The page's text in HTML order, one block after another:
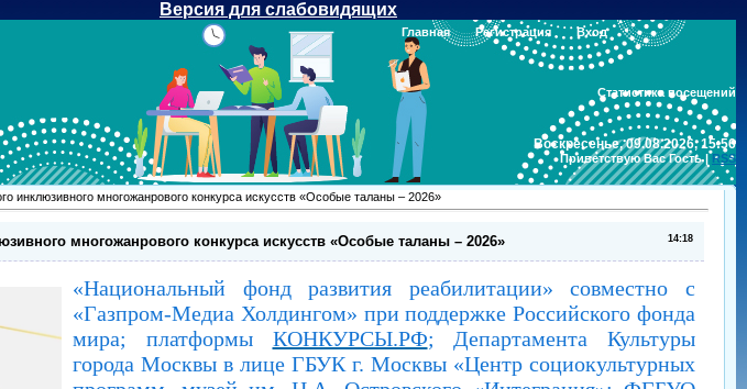
Версия для слабовидящих
Статистика посещений
Воскресенье, 09.08.2026, 15:56
Приветствую Вас Гость|RSS
Главная Регистрация Вход
инклюзивного многожанрового конкурса искусств «Особые таланы – 2026»
14:18
многожанрового конкурса искусств «Особые таланы – 2026»
«Национальный фонд развития реабилитации» совместно с
«Газпром-Медиа Холдингом» при поддержке Российского фонда
мира; платформы КОНКУРСЫ.РФ; Департамента Культуры
города Москвы в лице ГБУК г. Москвы «Центр социокультурных